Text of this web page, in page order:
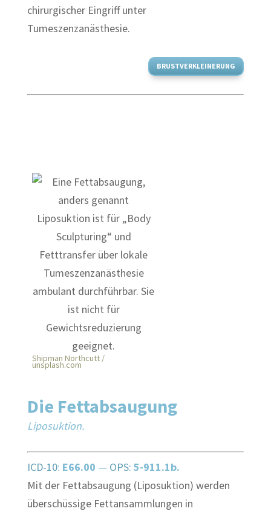
chirurgischer Eingriff unter
Tumeszenzanästhesie.
BRUSTVERKLEINERUNG
Shipman Northcutt /
unsplash.com
Die Fettabsaugung
Liposuktion.
ICD-10: E66.00 — OPS: 5-911.1b.
Mit der Fettabsaugung (Liposuktion) werden
überschüssige Fettansammlungen in